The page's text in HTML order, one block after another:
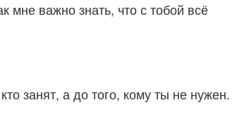
мне важно знать, что с тобой всё
занят, а до того, кому ты не нужен.